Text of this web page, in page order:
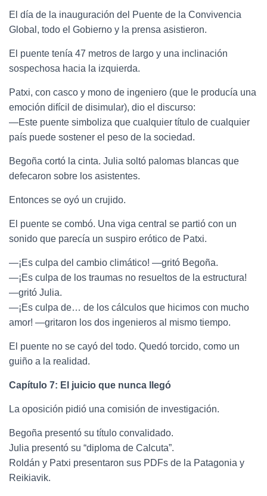
El día de la inauguración del Puente de la Convivencia
Global, todo el Gobierno y la prensa asistieron.
El puente tenía 47 metros de largo y una inclinación
sospechosa hacia la izquierda.
Patxi, con casco y mono de ingeniero (que le producía una
emoción difícil de disimular), dio el discurso:
—Este puente simboliza que cualquier título de cualquier
país puede sostener el peso de la sociedad.
Begoña cortó la cinta. Julia soltó palomas blancas que
defecaron sobre los asistentes.
Entonces se oyó un crujido.
El puente se combó. Una viga central se partió con un
sonido que parecía un suspiro erótico de Patxi.
—¡Es culpa del cambio climático! —gritó Begoña.
—¡Es culpa de los traumas no resueltos de la estructura!
—gritó Julia.
—¡Es culpa de… de los cálculos que hicimos con mucho
amor! —gritaron los dos ingenieros al mismo tiempo.
El puente no se cayó del todo. Quedó torcido, como un
guiño a la realidad.
Capítulo 7: El juicio que nunca llegó
La oposición pidió una comisión de investigación.
Begoña presentó su título convalidado.
Julia presentó su “diploma de Calcuta”.
Roldán y Patxi presentaron sus PDFs de la Patagonia y
Reikiavik.